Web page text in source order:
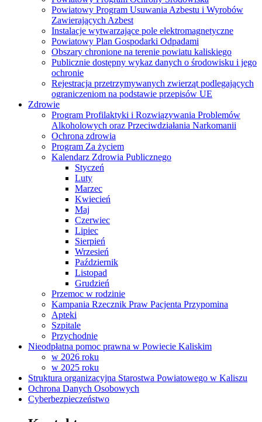
Powiatowy Program Usuwania Azbestu i Wyrobów
Zawierających Azbest
Instalacje wytwarzające pole elektromagnetyczne
Powiatowy Plan Gospodarki Odpadami
Obszary chronione na terenie powiatu kaliskiego
Publicznie dostępny wykaz danych o środowisku i jego
ochronie
Rejestracja przetrzymywanych zwierząt podlegających
ograniczeniom na podstawie przepisów UE
Zdrowie
Program Profilaktyki i Rozwiązywania Problemów
Alkoholowych oraz Przeciwdziałania Narkomanii
Ochrona zdrowia
Program Za życiem
Kalendarz Zdrowia Publicznego
Styczeń
Luty
Marzec
Kwiecień
Maj
Czerwiec
Lipiec
Sierpień
Wrzesień
Październik
Listopad
Grudzień
Przemoc w rodzinie
Kampania Rzecznik Praw Pacjenta Przypomina
Apteki
Szpitale
Przychodnie
Nieodpłatna pomoc prawna w Powiecie Kaliskim
w 2026 roku
w 2025 roku
Struktura organizacyjna Starostwa Powiatowego w Kaliszu
Ochrona Danych Osobowych
Cyberbezpieczeństwo